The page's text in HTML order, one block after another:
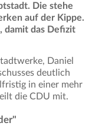
Die stehe
auf der Kippe.
damit das Defizit
Daniel
deutlich
in einer mehr
die CDU mit.